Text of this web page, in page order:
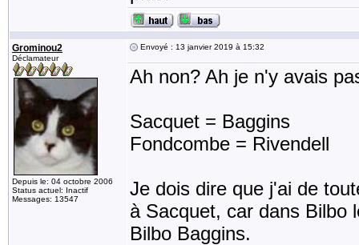
Grominou2
Déclamateur
Depuis le: 04 octobre 2006
Status actuel: Inactif
Messages: 13547
Envoyé : 13 janvier 2019 à 15:32
Ah non? Ah je n'y avais
Sacquet = Baggins
Fondcombe = Rivendell
Je dois dire que j'ai de
à Sacquet, car dans Bilbo
Bilbo Baggins.